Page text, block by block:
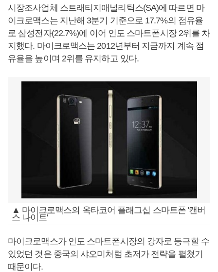
시장조사업체 스트래티지애널리틱스(SA)에 따르면 마
이크로맥스는 지난해 3분기 기준으로 17.7%의 점유율
로 삼성전자(22.7%)에 이어 인도 스마트폰시장 2위를 차
지했다. 마이크로맥스는 2012년부터 지금까지 계속 점
유율을 높이며 2위를 유지하고 있다.
▲ 마이크로맥스의 옥타코어 플래그십 스마트폰 '캔버
스 나이트'
마이크로맥스가 인도 스마트폰시장의 강자로 등극할 수
있었던 것은 중국의 샤오미처럼 초저가 전략을 펼쳤기
때문이다.